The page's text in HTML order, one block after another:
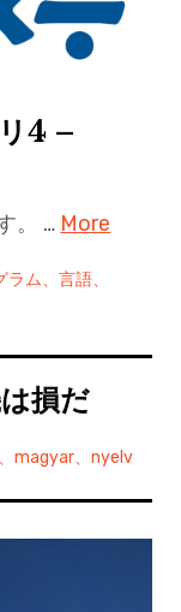
4 –
。 … More
ム、言語、
損だ
magyar、nyelv